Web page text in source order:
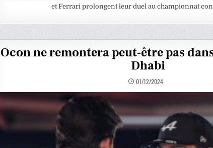
et Ferrari prolongent leur duel au championnat
Ocon ne remontera peut-être pas
Dhabi
01/12/2024